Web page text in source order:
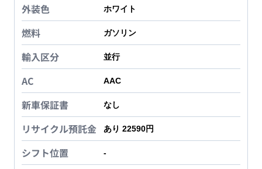
外装色 ホワイト
燃料 ガソリン
輸入区分 並行
AC AAC
新車保証書 なし
リサイクル預託金 あり 22590円
シフト位置 -